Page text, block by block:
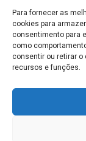
Para fornecer as
cookies para
consentimento para
como
consentir ou retirar
recursos e funções.
informativo,
interpretadas